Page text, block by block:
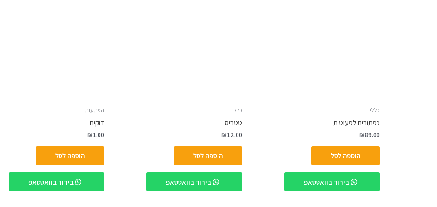
כללי
כפתורים לפעוטות
₪89.00
הוספה לסל
בירור בוואטסאפ
כללי
טטריס
₪12.00
הוספה לסל
בירור בוואטסאפ
הפתעות
דוקים
₪1.00
הוספה לסל
בירור בוואטסאפ